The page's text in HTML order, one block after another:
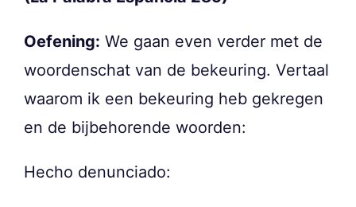
Oefening: We gaan even verder met de
woordenschat van de bekeuring. Vertaal
waarom ik een bekeuring heb gekregen
en de bijbehorende woorden:
Hecho denunciado: